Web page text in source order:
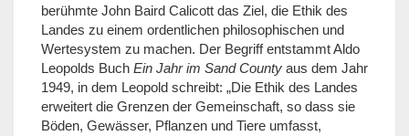
berühmte John Baird Calicott das Ziel, die Ethik des
Landes zu einem ordentlichen philosophischen und
Wertesystem zu machen. Der Begriff entstammt Aldo
Leopolds Buch Ein Jahr im Sand County aus dem Jahr
1949, in dem Leopold schreibt: „Die Ethik des Landes
erweitert die Grenzen der Gemeinschaft, so dass sie
Böden, Gewässer, Pflanzen und Tiere umfasst,